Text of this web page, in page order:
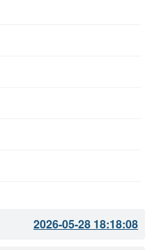
2026-05-28 18:18:08